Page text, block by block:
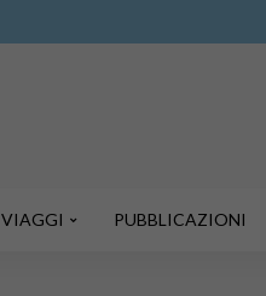
VIAGGI PUBBLICAZIONI